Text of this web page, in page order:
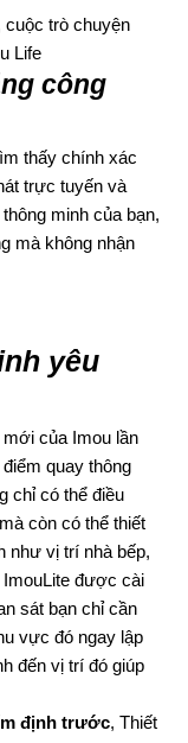
cuộc trò chuyện
Life
công
thấy chính xác
trực tuyến và
minh của bạn,
mà không nhận
yêu
của Imou lần
quay thông
chỉ có thể điều
còn có thể thiết
như vị trí nhà bếp,
ImouLite được cài
sát bạn chỉ cần
vực đó ngay lập
đến vị trí đó giúp
định trước, Thiết